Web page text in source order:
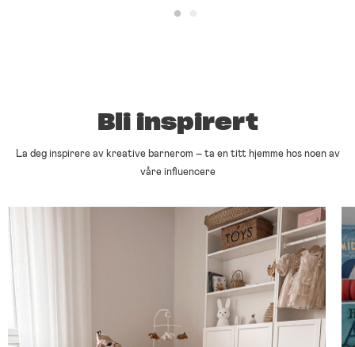
Bli inspirert
La deg inspirere av kreative barnerom – ta en titt hjemme hos noen av
våre influencere